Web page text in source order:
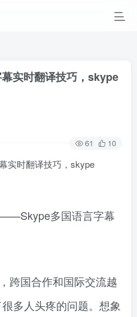
实时翻译技巧，skype
61 10
实时翻译技巧，skype
多国语言字幕
跨国合作和国际交流越
多人头疼的问题。想象